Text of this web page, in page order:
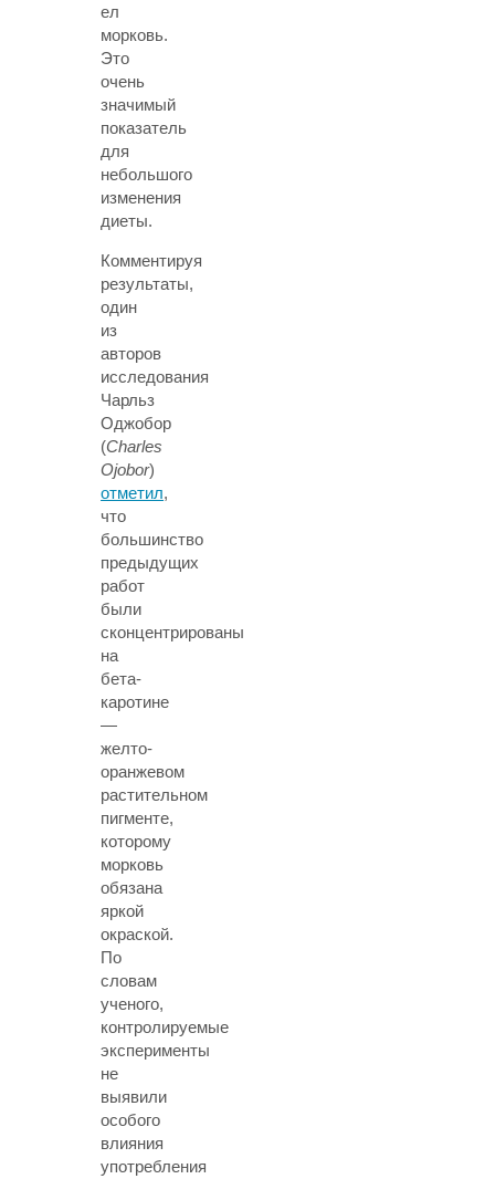
ел
морковь.
Это
очень
значимый
показатель
для
небольшого
изменения
диеты.
Комментируя
результаты,
один
из
авторов
исследования
Чарльз
Оджобор
(Charles
Ojobor)
отметил,
что
большинство
предыдущих
работ
были
сконцентрированы
на
бета-
каротине
—
желто-
оранжевом
растительном
пигменте,
которому
морковь
обязана
яркой
окраской.
По
словам
ученого,
контролируемые
эксперименты
не
выявили
особого
влияния
употребления